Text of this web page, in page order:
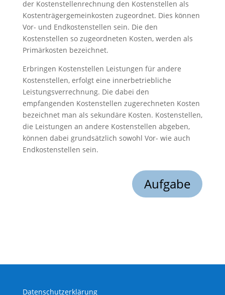
der Kostenstellenrechnung den Kostenstellen als
Kostenträgergemeinkosten zugeordnet. Dies können
Vor- und Endkostenstellen sein. Die den
Kostenstellen so zugeordneten Kosten, werden als
Primärkosten bezeichnet.
Erbringen Kostenstellen Leistungen für andere
Kostenstellen, erfolgt eine innerbetriebliche
Leistungsverrechnung. Die dabei den
empfangenden Kostenstellen zugerechneten Kosten
bezeichnet man als sekundäre Kosten. Kostenstellen,
die Leistungen an andere Kostenstellen abgeben,
können dabei grundsätzlich sowohl Vor- wie auch
Endkostenstellen sein.
Aufgabe
Datenschutzerklärung